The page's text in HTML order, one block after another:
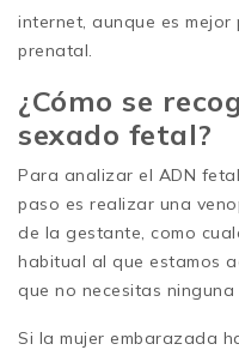
internet, aunque es
prenatal.
¿Cómo se
sexado fetal?
Para analizar el ADN
paso es realizar una
de la gestante, como
habitual al que estamos
que no necesitas
Si la mujer embarazada